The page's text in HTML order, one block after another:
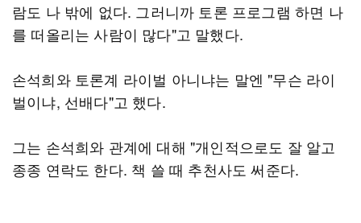
람도 나 밖에 없다. 그러니까 토론 프로그램 하면 나
를 떠올리는 사람이 많다"고 말했다.
손석희와 토론계 라이벌 아니냐는 말엔 "무슨 라이
벌이냐, 선배다"고 했다.
그는 손석희와 관계에 대해 "개인적으로도 잘 알고
종종 연락도 한다. 책 쓸 때 추천사도 써준다.